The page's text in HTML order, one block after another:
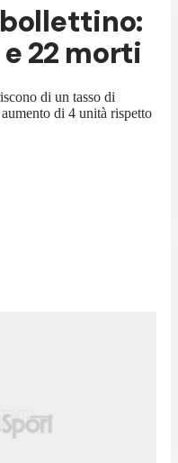
e 22 morti
di un tasso di
di 4 unità rispetto